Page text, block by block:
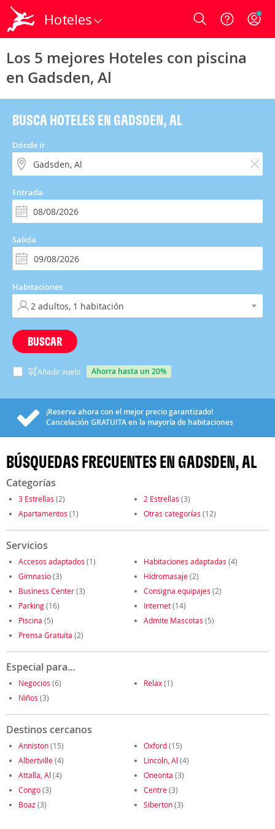
Hoteles Login
Los 5 mejores Hoteles con piscina
en Gadsden, Al
BUSCA HOTELES EN GADSDEN, AL
Dónde ir
Entrada
Salida
Habitaciones
BUSCAR
Añadir vuelo ahorra hasta un 20%
¡Reserva ahora con el mejor precio garantizado!
Cancelación GRATUITAen la mayoría de habitaciones
BÚSQUEDAS FRECUENTES EN GADSDEN, AL
Categorías
3 Estrellas (2) 2 Estrellas (3)
Apartamentos (1) Otras categorías (12)
Servicios
Accesos adaptados (1) Habitaciones adaptadas (4)
Gimnasio(3) Hidromasaje(2)
Business Center(3) Consigna equipajes (2)
Parking(16) Internet(14)
Piscina (5) Admite Mascotas (5)
Prensa Gratuita (2)
Especial para...
Negocios (6) Relax(1)
Niños (3)
Destinos cercanos
Anniston(15) Oxford(15)
Albertville(4) Lincoln, Al (4)
Attalla, Al (4) Oneonta (3)
Congo(3) Centre(3)
Boaz (3) Siberton(3)